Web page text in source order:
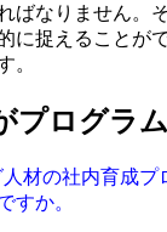
ばなりません。
に捉えることが
。
プログラ
材の社内育成プ
すか。